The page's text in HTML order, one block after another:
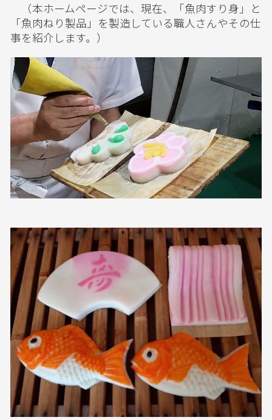
（本ホームページでは、現在、「魚肉すり身」と
「魚肉ねり製品」を製造している職人さんやその仕
事を紹介します。）